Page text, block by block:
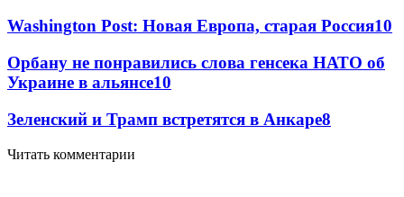
Washington Post: Новая Европа, старая Россия10
Орбану не понравились слова генсека НАТО об
Украине в альянсе10
Зеленский и Трамп встретятся в Анкаре8
Читать комментарии